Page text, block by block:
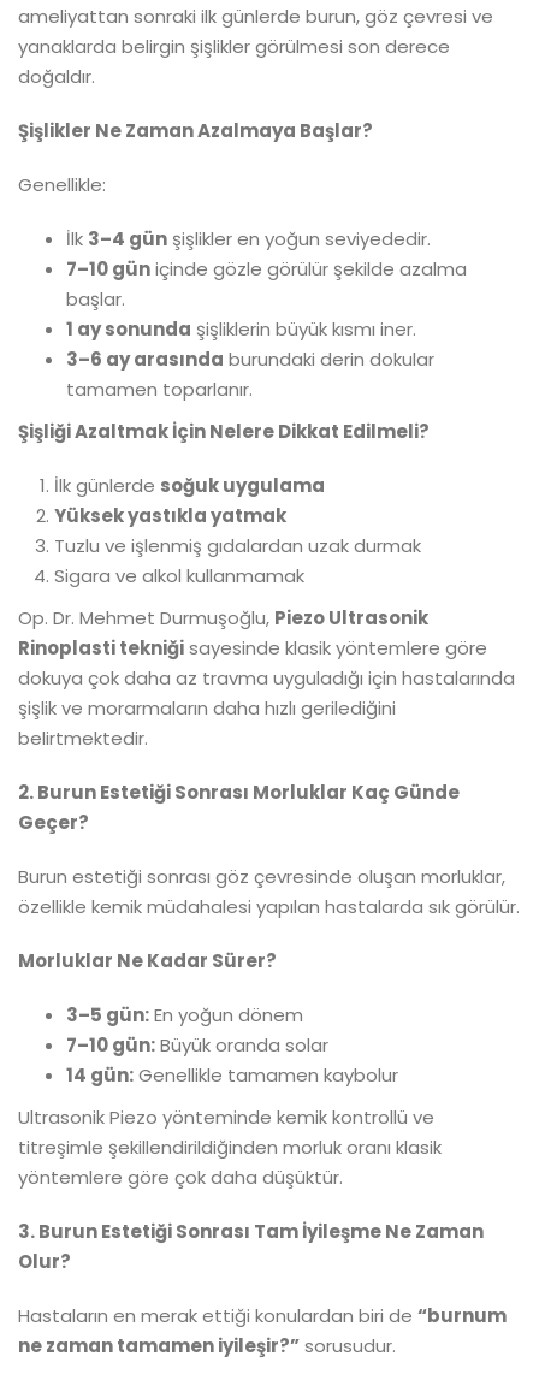
ameliyattan sonraki ilk günlerde burun, göz çevresi ve
yanaklarda belirgin şişlikler görülmesi son derece
doğaldır.
Şişlikler Ne Zaman Azalmaya Başlar?
Genellikle:
İlk 3–4 gün şişlikler en yoğun seviyededir.
7–10 güniçinde gözle görülür şekilde azalma
başlar.
1 ay sonunda şişliklerin büyük kısmı iner.
3–6 ay arasında burundaki derin dokular
tamamen toparlanır.
Şişliği Azaltmak İçin Nelere Dikkat Edilmeli?
İlk günlerde soğuk uygulama
Yüksek yastıkla yatmak
Tuzlu ve işlenmiş gıdalardan uzak durmak
Sigara ve alkol kullanmamak
Op. Dr. Mehmet Durmuşoğlu, Piezo Ultrasonik
Rinoplasti tekniğisayesinde klasik yöntemlere göre
dokuya çok daha az travma uyguladığı için hastalarında
şişlik ve morarmaların daha hızlı gerilediğini
belirtmektedir.
2. Burun Estetiği Sonrası Morluklar Kaç Günde
Geçer?
Burun estetiği sonrası göz çevresinde oluşan morluklar,
özellikle kemik müdahalesi yapılan hastalarda sık görülür.
Morluklar Ne Kadar Sürer?
3–5 gün:En yoğun dönem
7–10 gün:Büyük oranda solar
14 gün:Genellikle tamamen kaybolur
Ultrasonik Piezo yönteminde kemik kontrollü ve
titreşimle şekillendirildiğinden morluk oranı klasik
yöntemlere göre çok daha düşüktür.
3. Burun Estetiği Sonrası Tam İyileşme Ne Zaman
Olur?
Hastaların en merak ettiği konulardan biri de “burnum
ne zaman tamamen iyileşir?”sorusudur.